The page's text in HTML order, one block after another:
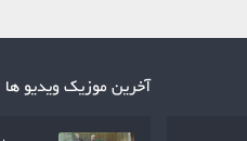
آخرین موزیک ویدیو ها